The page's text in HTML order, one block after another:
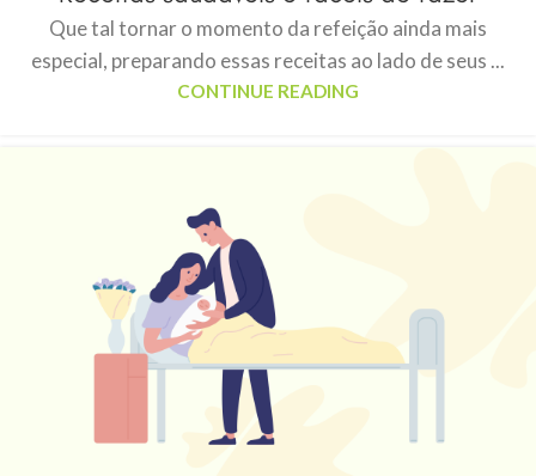
Que tal tornar o momento da refeição ainda mais
especial, preparando essas receitas ao lado de seus ...
CONTINUE READING